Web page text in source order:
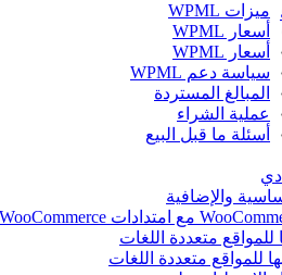
ميزات WPML
أسعار WPML
أسعار WPML
سياسة دعم WPML
المبالغ المستردة
عملية الشراء
أسئلة ما قبل البيع
للمواقع متعددة اللغات
للمواقع متعددة اللغات